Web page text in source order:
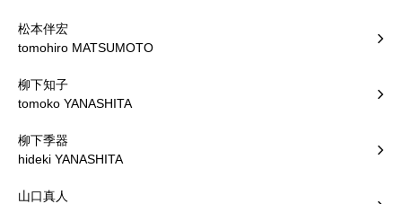
松本伴宏
tomohiro MATSUMOTO
柳下知子
tomoko YANASHITA
柳下季器
hideki YANASHITA
山口真人